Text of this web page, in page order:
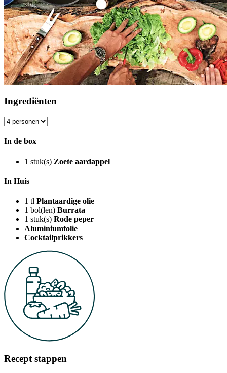
Ingrediënten
In de box
1 stuk(s) Zoete aardappel
In Huis
1 tl Plantaardige olie
1 bol(len) Burrata
1 stuk(s) Rode peper
Aluminiumfolie
Cocktailprikkers
Recept stappen